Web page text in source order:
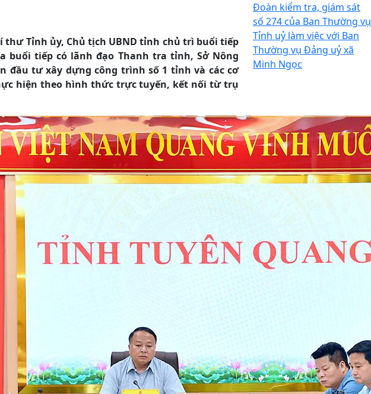
thư Tỉnh ủy, Chủ tịch UBND tỉnh chủ trì buổi tiếp
buổi tiếp có lãnh đạo Thanh tra tỉnh, Sở Nông
đầu tư xây dựng công trình số 1 tỉnh và các cơ
hiện theo hình thức trực tuyến, kết nối từ trụ
Đoàn kiểm tra, giám sát
số 274 của Ban Thường vụ
Tỉnh uỷ làm việc với Ban
Thường vụ Đảng uỷ xã
Minh Ngọc